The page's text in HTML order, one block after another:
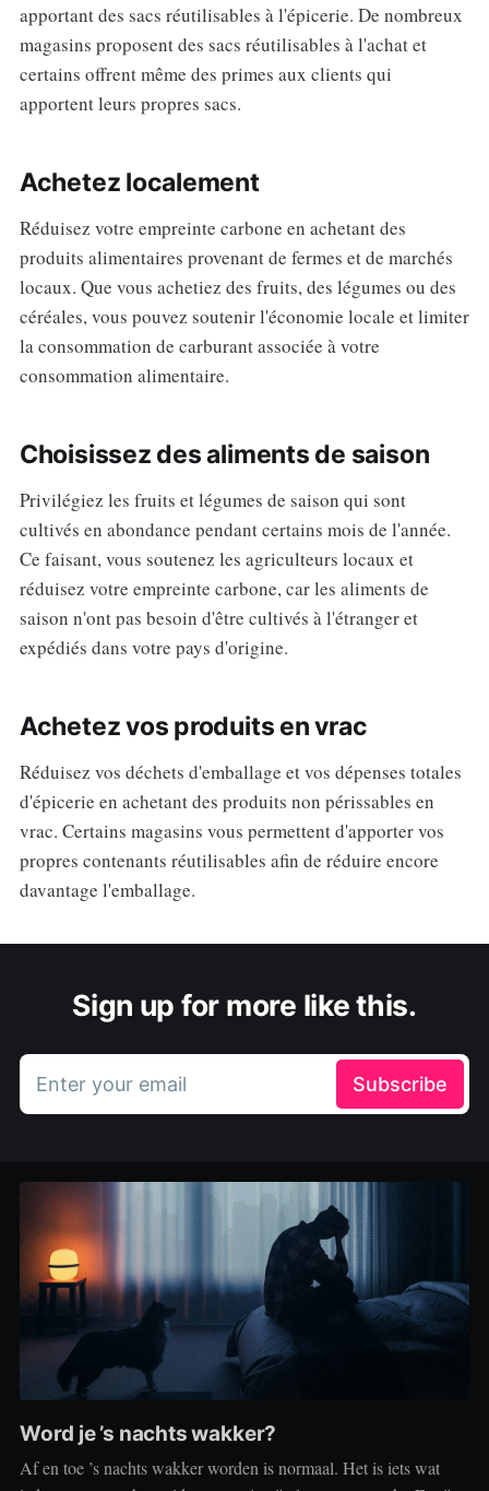
apportant des sacs réutilisables à l'épicerie. De nombreux
magasins proposent des sacs réutilisables à l'achat et
certains offrent même des primes aux clients qui
apportent leurs propres sacs.
Achetez localement
Réduisez votre empreinte carbone en achetant des
produits alimentaires provenant de fermes et de marchés
locaux. Que vous achetiez des fruits, des légumes ou des
céréales, vous pouvez soutenir l'économie locale et limiter
la consommation de carburant associée à votre
consommation alimentaire.
Choisissez des aliments de saison
Privilégiez les fruits et légumes de saison qui sont
cultivés en abondance pendant certains mois de l'année.
Ce faisant, vous soutenez les agriculteurs locaux et
réduisez votre empreinte carbone, car les aliments de
saison n'ont pas besoin d'être cultivés à l'étranger et
expédiés dans votre pays d'origine.
Achetez vos produits en vrac
Réduisez vos déchets d'emballage et vos dépenses totales
d'épicerie en achetant des produits non périssables en
vrac. Certains magasins vous permettent d'apporter vos
propres contenants réutilisables afin de réduire encore
davantage l'emballage.
Sign up for more like this.
Enter your email Subscribe
Word je ’s nachts wakker?
Af en toe ’s nachts wakker worden is normaal. Het is iets wat